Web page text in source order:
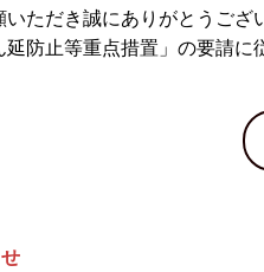
いただき誠にありがとうご
延防止等重点措置」の要請